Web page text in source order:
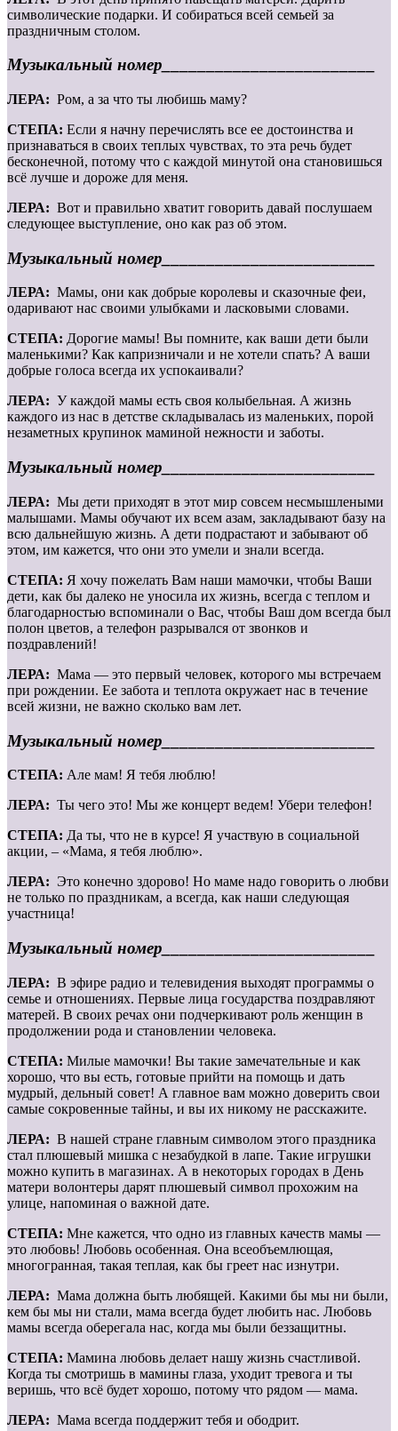
символические подарки. И собираться всей семьей за
праздничным столом.
Музыкальный номер________________________
ЛЕРА: Ром, а за что ты любишь маму?
СТЕПА: Если я начну перечислять все ее достоинства и
признаваться в своих теплых чувствах, то эта речь будет
бесконечной, потому что с каждой минутой она становишься
всё лучше и дороже для меня.
ЛЕРА: Вот и правильно хватит говорить давай послушаем
следующее выступление, оно как раз об этом.
Музыкальный номер________________________
ЛЕРА: Мамы, они как добрые королевы и сказочные феи,
одаривают нас своими улыбками и ласковыми словами.
СТЕПА: Дорогие мамы! Вы помните, как ваши дети были
маленькими? Как капризничали и не хотели спать? А ваши
добрые голоса всегда их успокаивали?
ЛЕРА: У каждой мамы есть своя колыбельная. А жизнь
каждого из нас в детстве складывалась из маленьких, порой
незаметных крупинок маминой нежности и заботы.
Музыкальный номер________________________
ЛЕРА: Мы дети приходят в этот мир совсем несмышлеными
малышами. Мамы обучают их всем азам, закладывают базу на
всю дальнейшую жизнь. А дети подрастают и забывают об
этом, им кажется, что они это умели и знали всегда.
СТЕПА: Я хочу пожелать Вам наши мамочки, чтобы Ваши
дети, как бы далеко не уносила их жизнь, всегда с теплом и
благодарностью вспоминали о Вас, чтобы Ваш дом всегда был
полон цветов, а телефон разрывался от звонков и
поздравлений!
ЛЕРА: Мама — это первый человек, которого мы встречаем
при рождении. Ее забота и теплота окружает нас в течение
всей жизни, не важно сколько вам лет.
Музыкальный номер________________________
СТЕПА: Але мам! Я тебя люблю!
ЛЕРА: Ты чего это! Мы же концерт ведем! Убери телефон!
СТЕПА: Да ты, что не в курсе! Я участвую в социальной
акции, – «Мама, я тебя люблю».
ЛЕРА: Это конечно здорово! Но маме надо говорить о любви
не только по праздникам, а всегда, как наши следующая
участница!
Музыкальный номер________________________
ЛЕРА: В эфире радио и телевидения выходят программы о
семье и отношениях. Первые лица государства поздравляют
матерей. В своих речах они подчеркивают роль женщин в
продолжении рода и становлении человека.
СТЕПА: Милые мамочки! Вы такие замечательные и как
хорошо, что вы есть, готовые прийти на помощь и дать
мудрый, дельный совет! А главное вам можно доверить свои
самые сокровенные тайны, и вы их никому не расскажите.
ЛЕРА: В нашей стране главным символом этого праздника
стал плюшевый мишка с незабудкой в лапе. Такие игрушки
можно купить в магазинах. А в некоторых городах в День
матери волонтеры дарят плюшевый символ прохожим на
улице, напоминая о важной дате.
СТЕПА: Мне кажется, что одно из главных качеств мамы —
это любовь! Любовь особенная. Она всеобъемлющая,
многогранная, такая теплая, как бы греет нас изнутри.
ЛЕРА: Мама должна быть любящей. Какими бы мы ни были,
кем бы мы ни стали, мама всегда будет любить нас. Любовь
мамы всегда оберегала нас, когда мы были беззащитны.
СТЕПА: Мамина любовь делает нашу жизнь счастливой.
Когда ты смотришь в мамины глаза, уходит тревога и ты
веришь, что всё будет хорошо, потому что рядом — мама.
ЛЕРА: Мама всегда поддержит тебя и ободрит.